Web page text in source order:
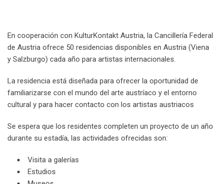
En cooperación con KulturKontakt Austria, la Cancillería Federal
de Austria ofrece 50 residencias disponibles en Austria (Viena
y Salzburgo) cada año para artistas internacionales.
La residencia está diseñada para ofrecer la oportunidad de
familiarizarse con el mundo del arte austríaco y el entorno
cultural y para hacer contacto con los artistas austriacos
Se espera que los residentes completen un proyecto de un año
durante su estadía, las actividades ofrecidas son:
Visita a galerías
Estudios